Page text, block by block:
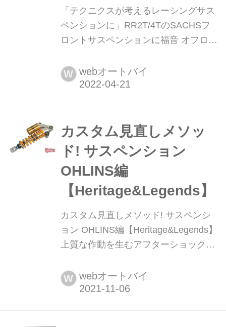
「テクニクスが考えるレーシングサス
ペンションに」RR2T/4TのSACHSフ
ロントサスペンションに福音 オフロー
にスピードや走破力を競うエンデュー
ロレースに出場したことがあるライダ
道ツーリングまで幅広くシェアを拡大
中のBETA RR2T/4Tシリーズでは、純
正サスペンションにSA...
W webオートバイ
カスタム見直しメソッ
ド! サスペンション
OHLINS編
【Heritage&Legends】
カスタム見直しメソッド! サスペンシ
ョン OHLINS編【Heritage&Legends】
上質な作動を生むアフターショックの
用や時間による劣化はある。それを知
り、定期的にオーバーホールすれば性
W webオートバイ